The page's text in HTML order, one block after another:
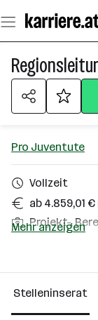
Seiteninhalt
springen
Pro Juventute
Vollzeit
ab 4.859,01
Projekt-,
Über das
101 - 500
Mehr anzeigen
Stelleninserat